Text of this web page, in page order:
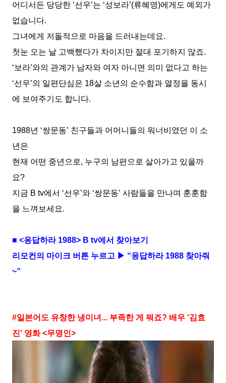
어디서든 당당한 ‘선우’는 ‘성보라’(류혜영)에게도 예외가
없습니다.
그녀에게 저돌적으로 마음을 드러내는데요.
첫눈 오는 날 고백했다가 차이지만 절대 포기하지 않죠.
‘ 보라’와의 관계가 남자와 여자 아니면 의미 없다고 하는
‘선우’의 일편단심은 18살 소년의 순수함과 열정을 동시
에 보여주기도 합니다.
1988년 ‘쌍문동’ 친구들과 어머니들의 워너비였던 이 소
년은
현재 어떤 중년으로, 누구의 남편으로 살아가고 있을까
요?
지금 B tv에서 ‘선우’와 ‘쌍문동’ 사람들을 만나며 훈훈함
을 느껴보세요.
■ <응답하라 1988> B tv에서 찾아보기
리모컨의 마이크 버튼 누르고 ▶ “응답하라 1988 찾아줘
~”
#일본어도 유창한 냉미녀 ... 부족한 게 뭐죠? 배우 '김효
진' 영화<무명인>